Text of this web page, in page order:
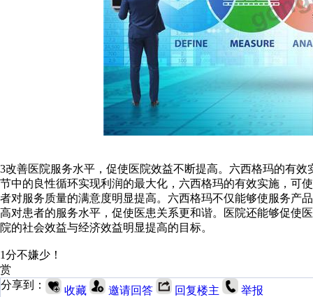
3改善医院服务水平，促使医院效益不断提高。六西格玛的有
节中的良性循环实现利润的最大化，六西格玛的有效实施，可
者对服务质量的满意度明显提高。六西格玛不仅能够使服务产
高对患者的服务水平，促使医患关系更和谐。医院还能够促使
院的社会效益与经济效益明显提高的目标。
1分不嫌少！
赏
分享到：
收藏 邀请回答 回复楼主 举报